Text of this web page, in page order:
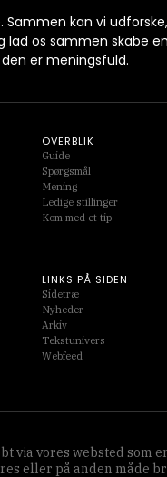
Sammen kan vi
os sammen skabe
den er meningsfuld.
vores websted
eller på anden måde
OVERBLIK
Guide
Spørgsmål
Mening
Ledige stillinger
Kom med et tip
LINKS PÅ SIDEN
Sidetræ
Nyheder
Arkiv
Tekstunivers
Webfeed